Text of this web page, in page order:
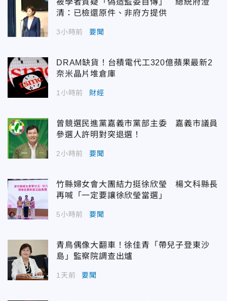
被學者質疑「偽造監委自傳」 總統府澄
清：已檢還原件、非府方提供
3小時前 要聞
DRAM缺貨！台積電代工320億蘋果最新2
奈米晶片堆倉庫
1小時前 財經
曾競選民進黨嘉義市黨部主委 嘉義市議員
參選人許明對突退選！
2小時前 要聞
竹縣婦女會大團結力挺徐欣瑩 楊文科縣長
再喊「一定要讓徐欣瑩當選」
5小時前 要聞
青鳥偶像大翻車！徐佳青「帶兒子登東沙
島」監察院調查出爐
1天前 要聞